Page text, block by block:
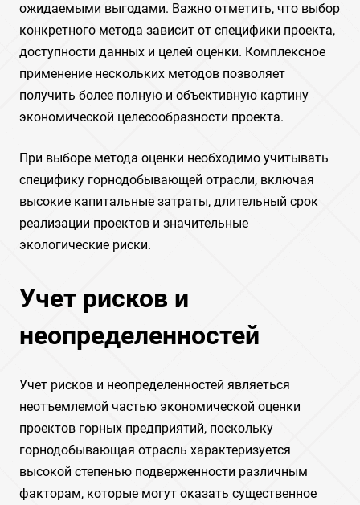
ожидаемыми выгодами. Важно отметить, что выбор
конкретного метода зависит от специфики проекта,
доступности данных и целей оценки. Комплексное
применение нескольких методов позволяет
получить более полную и объективную картину
экономической целесообразности проекта.
При выборе метода оценки необходимо учитывать
специфику горнодобывающей отрасли, включая
высокие капитальные затраты, длительный срок
реализации проектов и значительные
экологические риски.
Учет рисков и
неопределенностей
Учет рисков и неопределенностей являеться
неотъемлемой частью экономической оценки
проектов горных предприятий, поскольку
горнодобывающая отрасль характеризуется
высокой степенью подверженности различным
факторам, которые могут оказать существенное